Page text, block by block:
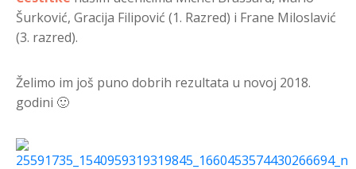
Šurković, Gracija Filipović (1. Razred) i Frane Miloslavić
(3. razred).
Želimo im još puno dobrih rezultata u novoj 2018.
godini 🙂